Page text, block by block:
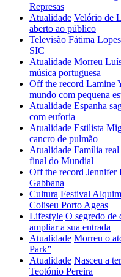
Represas
Atualidade Velório de
aberto ao público
Televisão Fátima
SIC
Atualidade Morreu
música portuguesa
Off the record Lamine
mundo com pequena
Atualidade Espanha
com euforia
Atualidade Estilista
cancro de pulmão
Atualidade Família real
final do Mundial
Off the record Jennifer
Gabbana
Cultura Festival
Coliseu Porto Ageas
Lifestyle O segredo de
ampliar a sua entrada
Atualidade Morreu o
Park”
Atualidade Nasceu a
Teotónio Pereira